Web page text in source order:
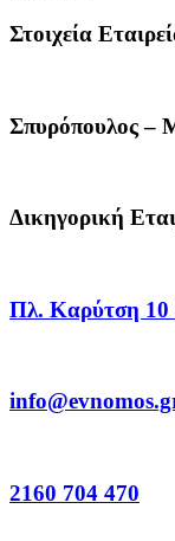
Στοιχεία
Σπυρόπουλος –
Δικηγορική
Πλ. Καρύτση 10
2160 704 470